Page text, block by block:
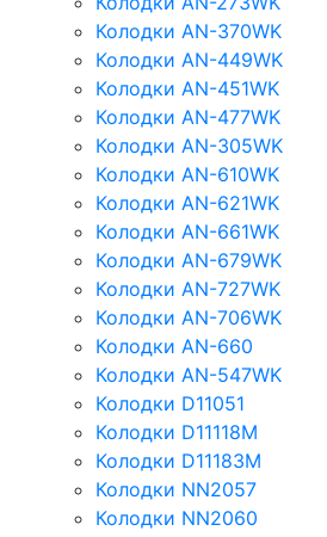
Колодки AN-370WK
Колодки AN-449WK
Колодки AN-451WK
Колодки AN-477WK
Колодки AN-305WK
Колодки AN-610WK
Колодки AN-621WK
Колодки AN-661WK
Колодки AN-679WK
Колодки AN-727WK
Колодки AN-706WK
Колодки AN-660
Колодки AN-547WK
Колодки D11051
Колодки D11118M
Колодки D11183M
Колодки NN2057
Колодки NN2060